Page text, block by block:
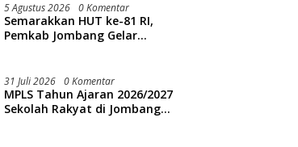
5 Agustus 2026 0 Komentar
Semarakkan HUT ke-81 RI,
Pemkab Jombang Gelar
31 Juli 2026 0 Komentar
MPLS Tahun Ajaran 2026/2027
Sekolah Rakyat di Jombang